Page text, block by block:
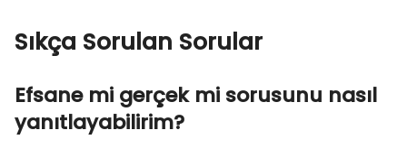
Sıkça Sorulan Sorular
Efsane mi gerçek mi sorusunu nasıl
yanıtlayabilirim?